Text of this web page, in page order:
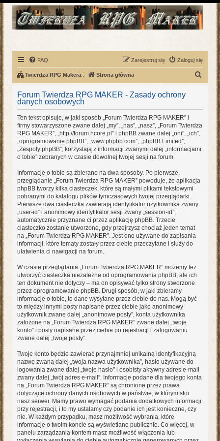
FAQ Zaloguj się
Zarejestruj się
Twierdza RPG Makera:: Strona główna
k
Forum Twierdza RPG MAKER - Zasady ochrony
danych osobowych
Ten tekst opisuje, w jaki sposób „Forum Twierdza RPG MAKER” i
firmy stowarzyszone zwane dalej „my”, „nas”, „nasz”, „Forum Twierdza
RPG MAKER”, „http://forum.hcore.pl” i phpBB zwane dalej „oni”, „ich”,
„oprogramowanie phpBB”, „www.phpbb.com”, „phpBB Limited”,
„Zespoły phpBB”, korzystają z informacji zwanymi dalej „informacjami
o tobie” zebranych w czasie dowolnej twojej sesji na forum.
Informacje o tobie są zbierane na dwa sposoby. Po pierwsze,
przeglądanie „Forum Twierdza RPG MAKER” powoduje, że aplikacja
phpBB tworzy kilka ciasteczek, które są małymi plikami tekstowymi
pobranymi do katalogu plików tymczasowych twojej przeglądarki.
Pierwsze dwa ciasteczka zawierają identyfikator użytkownika zwany
„user-id” i anonimowy identyfikator sesji zwany „session-id”,
automatycznie przyznane ci przez aplikację phpBB. Trzecie
ciasteczko zostanie utworzone, gdy przejrzysz chociaż jeden temat
na „Forum Twierdza RPG MAKER”. Jest ono używane do zapisania
informacji, które tematy zostały przez ciebie przeczytane i służy do
ułatwienia ci nawigacji na forum.
W czasie przeglądania „Forum Twierdza RPG MAKER” możemy też
utworzyć ciasteczka niezależne od oprogramowania phpBB, ale ich
ten dokument nie dotyczy – ma on opisywać tylko strony stworzone
przez oprogramowanie phpBB. Drugi sposób, w jaki zbieramy
informacje o tobie, to dane wysyłane przez ciebie do nas. Mogą być
to między innymi posty napisane przez ciebie jako anonimowy
użytkownik zwane dalej „anonimowe posty”, konta użytkownika
założone na „Forum Twierdza RPG MAKER” zwane dalej „twoje
konto” i posty napisane przez ciebie po rejestracji i zalogowaniu
zwane dalej „twoje posty”.
Twoje konto będzie zawierać przynajmniej unikalną identyfikacyjną
nazwę zwaną dalej „twoja nazwa użytkownika”, hasło używane do
logowania zwane dalej „twoje hasło” i osobisty aktywny adres e-mail
zwany dalej „twój adres e-mail”. Informacje podane dla twojego konta
na „Forum Twierdza RPG MAKER” są chronione przez prawa
dotyczące ochrony danych osobowych w państwie, w którym stoi
nasz serwer. Mamy prawo wymagać podania dodatkowych informacji
przy rejestracji, i to my ustalamy czy podanie ich jest konieczne, czy
nie. W każdym przypadku, masz możliwość wybrania, które
informacje o twoim koncie są wyświetlane publicznie. Co więcej, w
panelu zarządzania kontem masz możliwość włączenia lub